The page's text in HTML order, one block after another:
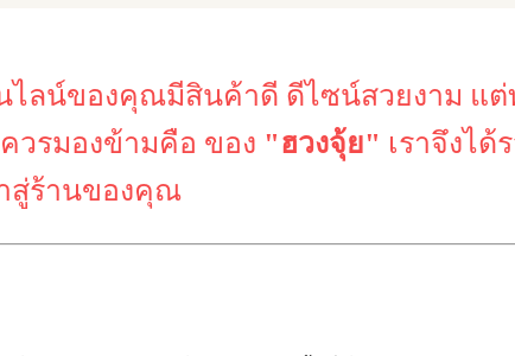
ไลน์ของคุณมีสินค้าดี ดีไซน์สวยงาม แต่
รมองข้ามคือ ของ "ฮวงจุ้ย" เราจึงไ
สู่ร้านของคุณ